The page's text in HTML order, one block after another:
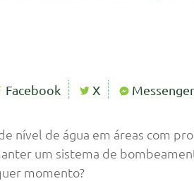
Facebook X Messenger
nível de água em áreas com
um sistema de
momento?